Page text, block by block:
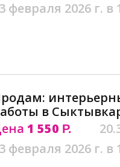
февраля 2026 г. в
в
1 550 Р.
февраля 2026 г. в